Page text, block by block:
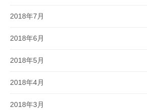
2018年7月
2018年6月
2018年5月
2018年4月
2018年3月